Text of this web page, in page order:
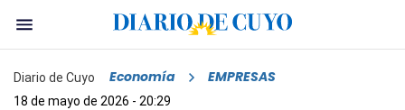
Diario de Cuyo Economía EMPRESAS
18 de mayo de 2026 - 20:29